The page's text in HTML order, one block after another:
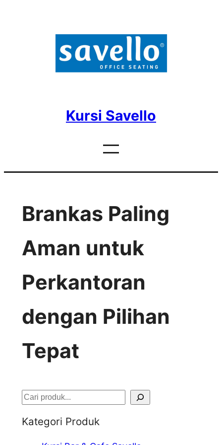
Kursi Savello
Brankas Paling
Aman untuk
Perkantoran
dengan Pilihan
Tepat
S
Kategori Produk